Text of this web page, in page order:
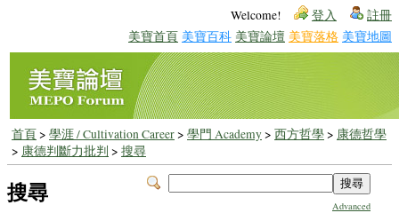
Welcome! 登入 註冊
美寶首頁 美寶百科 美寶論壇 美寶落格 美寶地圖
首頁> 學涯 / Cultivation Career> 學門 Academy> 西方哲學> 康德哲學
> 康德判斷力批判 > 搜尋
Advanced
搜尋